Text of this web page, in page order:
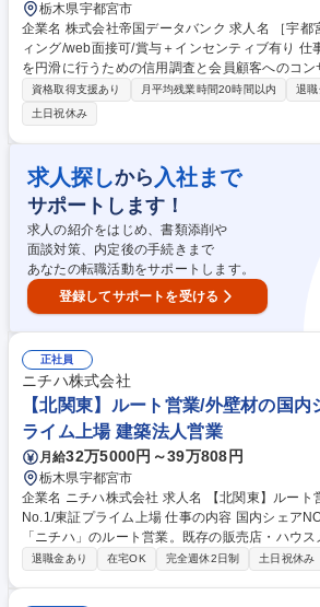
栃木県宇都宮市
企業名 株式会社帝国データバンク 求人名 ［宇都宮/法人営業］コンサルテ
ィング/web面接可/賞与＋インセンティブ有り 仕事の内容 企業間の商取引
を円滑に行うための信用調査と会員顧客へのコ
(飛び込みなし) を行います。入社後約1年は習熟
はほとんど無し。また9割の人が目標達成する環境です。 ■信用
項目)：事業内容やビジネスモデル、財務状況の
業界動向・市場情報等のデータベース提供、新
施、後継者育成・事業承継支援等独自サービスの
対し長期伴走型の課題解決支援を行う事ができ、
とから自らの提案による企業の改善を間近に感
峙機会が多く様々なスキル向上が期待できます。 募集職種 ［宇都宮/法人
営業］コンサルティング/web面接可/賞与＋イン
資格取得支援あり 月平均残業時間20時間以内 退職
土日祝休み
求人探しから 入社まで
サポートします！
求人の紹介をはじめ、書類添削や
面談対策、内定後の手続きまで
あなたの転職活動をサポートします。
登録してサポートを受ける
正社員
ニチハ株式会社
【北関東】ルート営業/外壁材の国
ライム上場 建築法人営業
月給32万5000円～39万808円
栃木県宇都宮市
企業名 ニチハ株式会社 求人名 【北関東】ルート営業/外壁材の国内シェア
No.1/東証プライム上場 仕事の内容 国内シェアNO.1の外壁材メーカー
「ニチハ」のルート営業。既存の販売店・ハウ
やサービスをご案内します。強固な顧客基盤があ
退職金あり 在宅OK 完全週休2日制 土日祝休み